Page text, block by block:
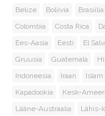
Belize
Boliivia Brasiilia
Colombia
Costa Rica
Ees-Aasia
Eesti El
Gruusia
Guatemala
Indoneesia
Iraan Islam
Kapadookia
Kesk-
Lääne-Austraalia
Lähis-